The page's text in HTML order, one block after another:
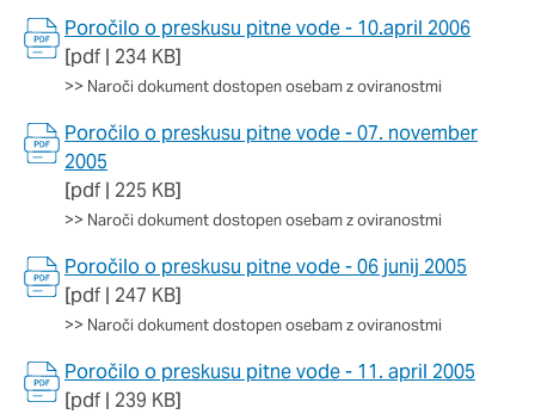
Poročilo o preskusu pitne vode - 10.april 2006
[pdf | 234 KB]
>> Naroči dokument dostopen osebam z oviranostmi
Poročilo o preskusu pitne vode - 07. november
2005
[pdf | 225 KB]
>> Naroči dokument dostopen osebam z oviranostmi
Poročilo o preskusu pitne vode - 06 junij 2005
[pdf | 247 KB]
>> Naroči dokument dostopen osebam z oviranostmi
Poročilo o preskusu pitne vode - 11. april 2005
[pdf | 239 KB]